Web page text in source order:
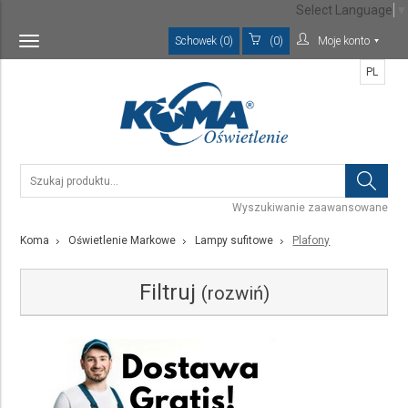
Toggle
navigation
Schowek (0) (0) Moje konto
Wyszukiwanie zaawansowane
PL
Koma Oświetlenie Markowe Lampy sufitowe Plafony
Filtruj (rozwiń)
Kategoria
Select Language